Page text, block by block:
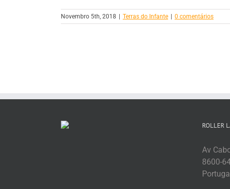
Novembro 5th, 2018 Terras do Infante 0 comentários
ROLLER
Av
8600-